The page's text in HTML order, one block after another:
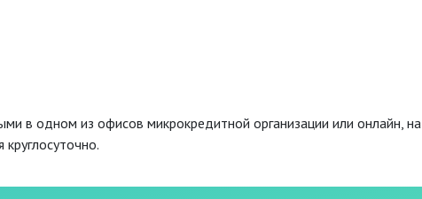
в одном из офисов микрокредитной организации или онлайн, на